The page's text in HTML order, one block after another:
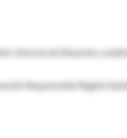
informe de Situación y
Responsable Región